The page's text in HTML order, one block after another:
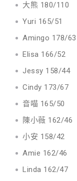
大熊 180/110
Yuri 165/51
Amingo 178/63
Elisa 166/52
Jessy 158/44
Cindy 173/67
音喵 165/50
陳小薇 162/46
小安 158/42
Amie 162/46
Linda 162/47